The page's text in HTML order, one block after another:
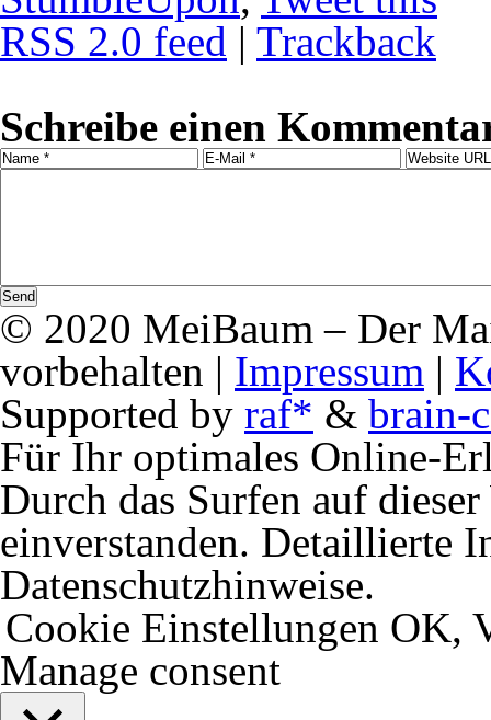
RSS 2.0 feed | Trackback
Schreibe einen
© 2020 MeiBaum – Der
vorbehalten | Impressum |
Supported by raf* & brain-
Für Ihr optimales Online-
Durch das Surfen auf
einverstanden. Detaillierte
Datenschutzhinweise.
Cookie Einstellungen OK,
Manage consent